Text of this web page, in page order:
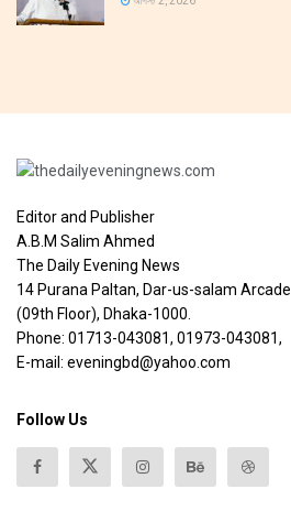
Editor and Publisher
A.B.M Salim Ahmed
The Daily Evening News
14 Purana Paltan, Dar-us-salam Arcade
(09th Floor), Dhaka-1000.
Phone: 01713-043081, 01973-043081,
E-mail: eveningbd@yahoo.com
Follow Us